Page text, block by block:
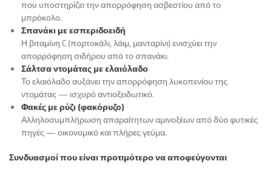
που υποστηρίζει την απορρόφηση ασβεστίου από το
μπρόκολο.
Σπανάκι με εσπεριδοειδή
Η βιταμίνη C (πορτοκάλι, λάιμ, μανταρίνι) ενισχύει την
απορρόφηση σιδήρου από το σπανάκι.
Σάλτσα ντομάτας με ελαιόλαδο
Το ελαιόλαδο αυξάνει την απορρόφηση λυκοπενίου της
ντομάτας — ισχυρό αντιοξειδωτικό.
Φακές με ρύζι (φακόρυζο)
Αλληλοσυμπλήρωση απαραίτητων αμινοξέων από δύο φυτικές
πηγές — οικονομικό και πλήρες γεύμα.
Συνδυασμοί που είναι προτιμότερο να αποφεύγονται